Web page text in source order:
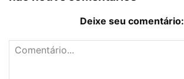
Deixe seu comentário: